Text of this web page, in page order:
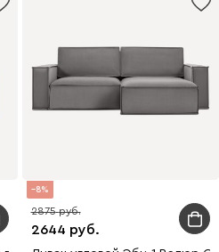
8
2644
2875